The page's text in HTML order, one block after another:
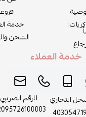
خدمة
الشحن
خدمة العملاء
التجاري
الرقم الضريبي